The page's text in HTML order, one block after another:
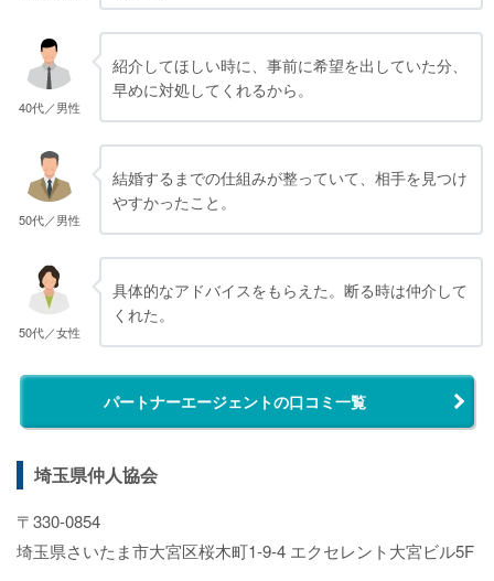
40代／男性
紹介してほしい時に、事前に希望を出していた分、
早めに対処してくれるから。
50代／男性
結婚するまでの仕組みが整っていて、相手を見つけ
やすかったこと。
50代／女性
具体的なアドバイスをもらえた。断る時は仲介して
くれた。
パートナーエージェントの口コミ一覧
埼玉県仲人協会
〒330-0854
埼玉県さいたま市大宮区桜木町1-9-4 エクセレント大宮ビル5F